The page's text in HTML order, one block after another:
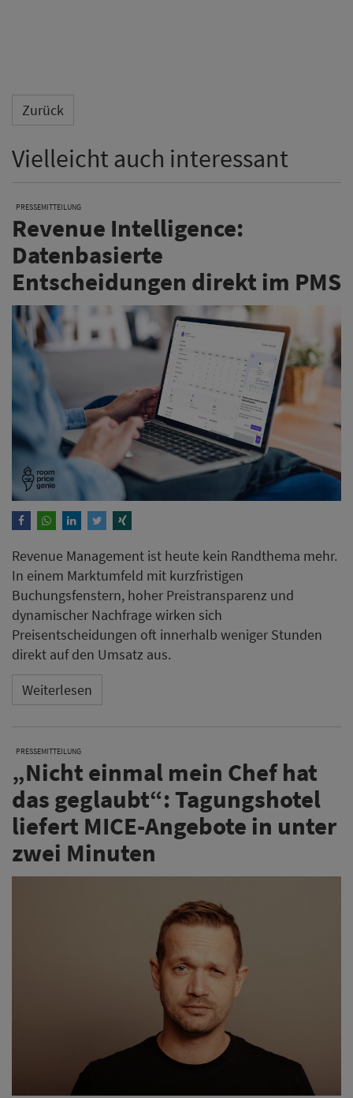
Zurück
Vielleicht auch interessant
PRESSEMITTEILUNG
Revenue Intelligence:
Datenbasierte
Entscheidungen direkt im PMS
Revenue Management ist heute kein Randthema mehr.
In einem Marktumfeld mit kurzfristigen
Buchungsfenstern, hoher Preistransparenz und
dynamischer Nachfrage wirken sich
Preisentscheidungen oft innerhalb weniger Stunden
direkt auf den Umsatz aus.
Weiterlesen
PRESSEMITTEILUNG
„Nicht einmal mein Chef hat
das geglaubt“: Tagungshotel
liefert MICE-Angebote in unter
zwei Minuten